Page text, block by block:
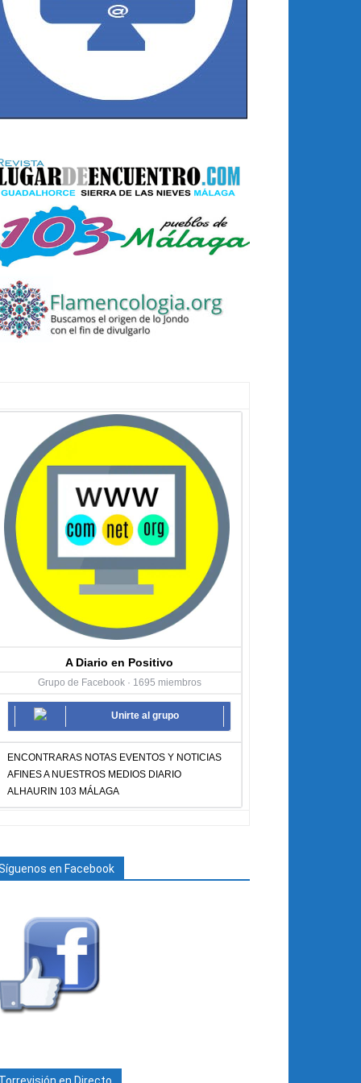
A Diario en Positivo
Grupo de Facebook · 1695 miembros
Unirte al grupo
ENCONTRARAS NOTAS EVENTOS Y NOTICIAS
AFINES A NUESTROS MEDIOS DIARIO
ALHAURIN 103 MÁLAGA
en Facebook
en Directo